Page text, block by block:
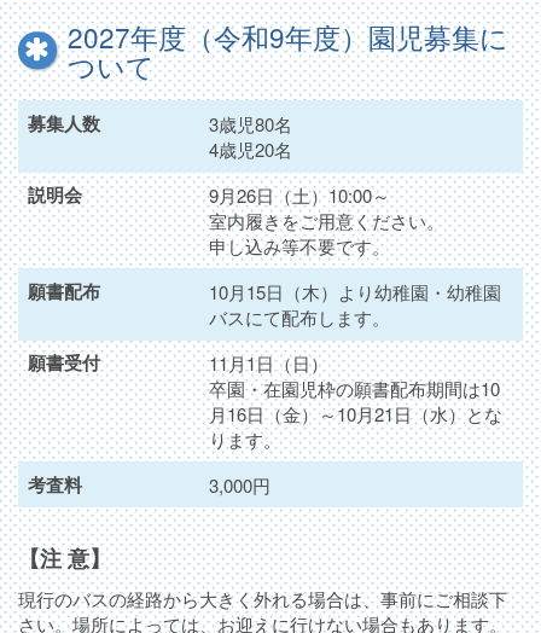
2027年度（令和9年度）園児募集に
ついて
募集人数
3歳児80名
4歳児20名
説明会
9月26日（土）10:00～
室内履きをご用意ください。
申し込み等不要です。
願書配布
10月15日（木）より幼稚園・幼稚園
バスにて配布します。
願書受付
11月1日（日）
卒園・在園児枠の願書配布期間は10
月16日（金）～10月21日（水）とな
ります。
考査料 3,000円
【注 意】
現行のバスの経路から大きく外れる場合は、事前にご相談下
さい。場所によっては、お迎えに行けない場合もあります。